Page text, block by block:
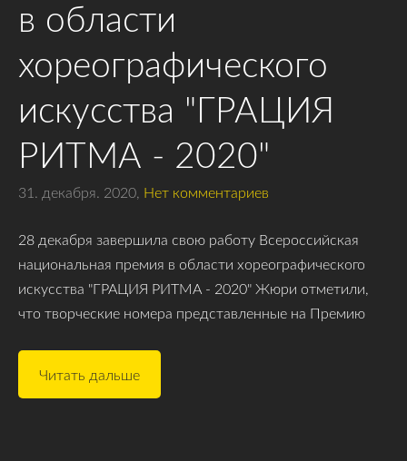
в области
хореографического
искусства "ГРАЦИЯ
РИТМА - 2020"
31. декабря. 2020, Нет комментариев
28 декабря завершила свою работу Всероссийская
национальная премия в области хореографического
искусства "ГРАЦИЯ РИТМА - 2020" Жюри отметили,
что творческие номера представленные на Премию
Читать дальше